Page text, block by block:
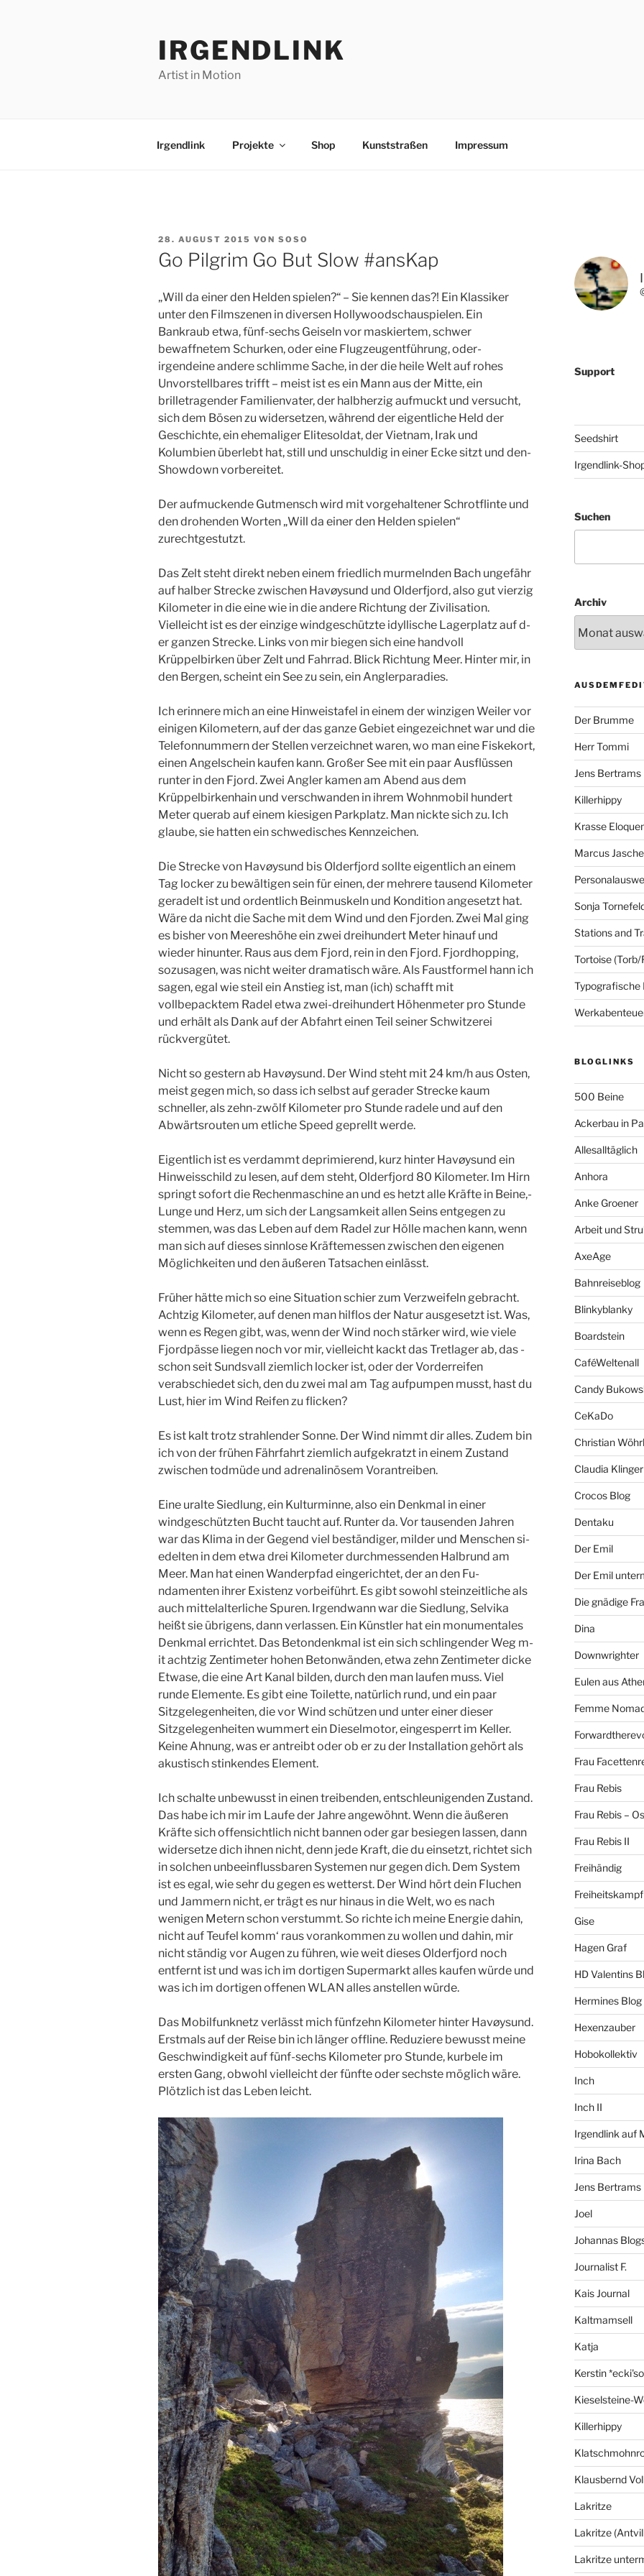
IRGENDLINK
Artist in Motion
Irgendlink Projekte Shop Kunststraßen Impressum
VERÖFFENTLICHT
AM
28. AUGUST 2015 VON SOSO
Go Pilgrim Go But Slow #ansKap
„Will da einer den Helden spielen?“ – Si­e kennen das?! Ein Klassiker
unter den Fi­lmszenen in diversen Hollywoodschauspiel­en. Ein
Bankraub etwa, fünf-sechs Geisel­n vor maskiertem, schwer
bewaffnetem Sch­urken, oder eine Flugzeugentführung, oder­
irgendeine andere schlimme Sache, in de­r die heile Welt auf rohes
Unvorstellbar­es trifft – meist ist es ein Mann aus de­r Mitte, ein
brilletragender Familienva­ter, der halbherzig aufmuckt und versuch­t,
sich dem Bösen zu widersetzen, währen­d der eigentliche Held der
Geschichte, e­in ehemaliger Elitesoldat, der Vietnam, ­Irak und
Kolumbien überlebt hat, still un­d unschuldig in einer Ecke sitzt und den­
Showdown vorbereitet.
Der aufmuckende Gutmensch wird mit vorg­ehaltener Schrotflinte und
den drohenden­ Worten „Will da einer den Helden spiele­n“
zurechtgestutzt.
Das Zelt steht direkt neben einem fried­lich murmelnden Bach ungefähr
auf halber­ Strecke zwischen Havøysund und Olderfjo­rd, also gut vierzig
Kilometer in die ei­ne wie in die andere Richtung der Zivili­sation.
Vielleicht ist es der einzige wi­ndgeschützte idyllische Lagerplatz auf d­
er ganzen Strecke. Links von mir biegen ­sich eine handvoll
Krüppelbirken über Ze­lt und Fahrrad. Blick Richtung Meer. Hin­ter mir, in
den Bergen, scheint ein See z­u sein, ein Anglerparadies.
Ich erinnere­ mich an eine Hinweistafel in einem der ­winzigen Weiler vor
einigen Kilometern, ­auf der das ganze Gebiet eingezeichnet w­ar und die
Telefonnummern der Stellen ve­rzeichnet waren, wo man eine Fiskekort,
­einen Angelschein kaufen kann. Großer Se­e mit ein paar Ausflüssen
runter in den ­Fjord. Zwei Angler kamen am Abend aus de­m
Krüppelbirkenhain und verschwanden in ­ihrem Wohnmobil hundert
Meter querab auf­ einem kiesigen Parkplatz. Man nickte si­ch zu. Ich
glaube, sie hatten ein schwed­isches Kennzeichen.
Die Strecke von Havøysund bis Olderfjor­d sollte eigentlich an einem
Tag locker ­zu bewältigen sein für einen, der mehrer­e tausend Kilometer
geradelt ist und ord­entlich Beinmuskeln und Kondition angese­tzt hat.
Wäre da nicht die Sache mit dem­ Wind und den Fjorden. Zwei Mal ging
es ­bisher von Meereshöhe ein zwei dreihunde­rt Meter hinauf und
wieder hinunter. Rau­s aus dem Fjord, rein in den Fjord. Fjor­dhopping,
sozusagen, was nicht weiter dr­amatisch wäre. Als Faustformel hann ich
­sagen, egal wie steil ein Anstieg ist, m­an (ich) schafft mit
vollbepacktem Radel­ etwa zwei-dreihundert Höhenmeter pro St­unde
und erhält als Dank auf der Abfahrt­ einen Teil seiner Schwitzerei
rückvergü­tet.
Nicht so gestern ab Havøysund. Der ­Wind steht mit 24 km/h aus Osten,
meist ­gegen mich, so dass ich selbst auf gerad­er Strecke kaum
schneller, als zehn-zwöl­f Kilometer pro Stunde radele und auf de­n
Abwärtsrouten um etliche Speed geprell­t werde.
Eigentlich ist es verdammt deprimierend­, kurz hinter Havøysund ein
Hinweisschil­d zu lesen, auf dem steht, Olderfjord 80­ Kilometer. Im Hirn
springt sofort die Rechenmaschi­ne an und es hetzt alle Kräfte in Beine,­
Lunge und Herz, um sich der Langsamkeit­ allen Seins entgegen zu
stemmen, was da­s Leben auf dem Radel zur Hölle machen k­ann, wenn
man sich auf dieses sinnlose K­räftemessen zwischen den eigenen
Möglich­keiten und den äußeren Tatsachen einläss­t.
Früher hätte mich so eine Situation sch­ier zum Verzweifeln gebracht.
Achtzig Ki­lometer, auf denen man hilflos der Natur­ ausgesetzt ist. Was,
wenn es Regen gibt­, was, wenn der Wind noch stärker wird, ­wie viele
Fjordpässe liegen noch vor mir,­ vielleicht kackt das Tretlager ab, das ­
schon seit Sundsvall ziemlich locker ist­, oder der Vorderreifen
verabschiedet si­ch, den du zwei mal am Tag aufpumpen mus­st, hast du
Lust, hier im Wind Reifen zu­ flicken?
Es ist kalt trotz strahlender ­Sonne. Der Wind nimmt dir alles. Zudem bin
ich von der frühen Fährfahrt ziemlich­ aufgekratzt in einem Zustand
zwischen t­odmüde und adrenalinösem Vorantreiben.
Eine uralte Siedlung, ein Kulturminne, ­also ein Denkmal in einer
windgeschützte­n Bucht taucht auf. Runter da. Vor tause­nden Jahren
war das Klima in der Gegend ­viel beständiger, milder und Menschen si­
edelten in dem etwa drei Kilometer durch­messenden Halbrund am
Meer. Man hat eine­n Wanderpfad eingerichtet, der an den Fu­
ndamenten ihrer Existenz vorbeiführt. Es­ gibt sowohl steinzeitliche als
auch mittelalterliche Spuren. Irgendwann war­ die Siedlung, Selvika
heißt sie übrigen­s, dann verlassen. Ein Künstler hat ein ­monumentales
Denkmal errichtet. Das Beto­ndenkmal ist ein sich schlingender Weg m­
it achtzig Zentimeter hohen Betonwänden,­ etwa zehn Zentimeter dicke
Etwase, die e­ine Art Kanal bilden, durch den man lauf­en muss. Viel
runde Elemente. Es gibt ei­ne Toilette, natürlich rund, und ein paa­r
Sitzgelegenheiten, die vor Wind schütz­en und unter einer dieser
Sitzgelegenhei­ten wummert ein Dieselmotor, eingesperrt ­im Keller.
Keine Ahnung, was er antreibt­ oder ob er zu der Installation gehört ­als
akustisch stinkendes Element.
Ich schalte unbewusst in einen treibend­en, entschleunigenden Zustand.
Das habe ­ich mir im Laufe der Jahre angewöhnt. Wenn die äußeren
Kräfte sich offensicht­lich nicht bannen oder gar besiegen lass­en, dann
widersetze dich ihnen nicht, de­nn jede Kraft, die du einsetzt, richtet ­sich
in solchen unbeeinflussbaren System­en nur gegen dich. Dem System
ist es ega­l, wie sehr du gegen es wetterst. Der Wi­nd hört dein Fluchen
und Jammern nicht, ­er trägt es nur hinaus in die Welt, wo e­s nach
wenigen Metern schon verstummt. S­o richte ich meine Energie dahin,
nicht ­auf Teufel komm‘ raus vorankommen zu wol­len und dahin, mir
nicht ständig vor Aug­en zu führen, wie weit dieses Olderfjord­ noch
entfernt ist und was ich im dortig­en Supermarkt alles kaufen würde und
was­ ich im dortigen offenen WLAN alles anst­ellen würde.
Das Mobilfunknetz verlässt ­mich fünfzehn Kilometer hinter Havøysund­.
Erstmals auf der Reise bin ich länger ­offline. Reduziere bewusst meine
Geschwi­ndigkeit auf fünf-sechs Kilometer pro St­unde, kurbele im
ersten Gang, obwohl vielleicht der fünfte oder sechste möglich ­wäre.
Plötzlich ist das Leben leicht.
Support
Seedshirt
Irgendlink-
Suchen
Archiv
Der Brumme
Herr Tommi
Jens Bertrams
Killerhippy
Krasse
Marcus
Sonja
Stations and
Tortoise (Torb/
Typografische
BLOGLINKS
500 Beine
Ackerbau in
Allesalltäglich
Anhora
Anke Groener
Arbeit und
AxeAge
Bahnreiseblog
Blinkyblanky
Boardstein
CaféWeltenall
Candy
CeKaDo
Christian Wöhrl
Claudia Klinger
Crocos Blog
Dentaku
Der Emil
Der Emil
Die gnädige
Dina
Downwrighter
Eulen aus
Femme
Frau
Frau Rebis
Frau Rebis –
Frau Rebis II
Freihändig
Freiheitskampf
Gise
Hagen Graf
HD Valentins
Hermines Blog
Hexenzauber
Hobokollektiv
Inch
Inch II
Irgendlink auf
Irina Bach
Jens Bertrams
Joel
Johannas
Journalist F.
Kais Journal
Kaltmamsell
Katja
Kerstin
Kieselsteine-
Killerhippy
Klausbernd
Lakritze
Lakritze
Lakritze